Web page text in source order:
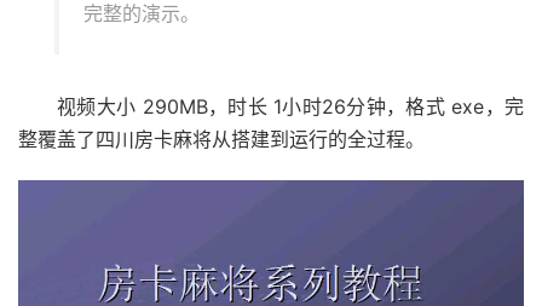
完整的演示。
视频大小 290MB，时长 1小时26分钟，格式 exe，完
整覆盖了四川房卡麻将从搭建到运行的全过程。